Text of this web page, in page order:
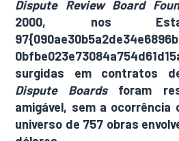
Dispute Review Board
2000, nos
surgidas em contratos
Dispute Boardsforam
amigável, sem a ocorrência
universo de 757 obras